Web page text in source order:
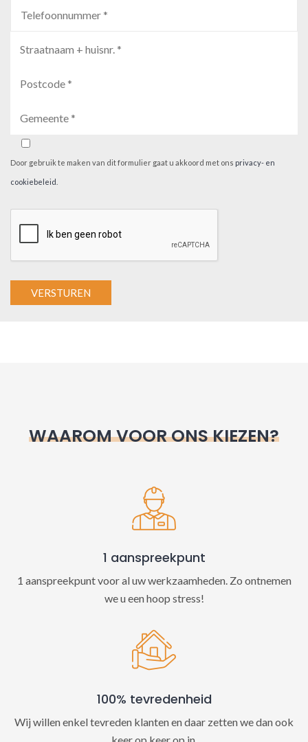
Door gebruik te maken van dit formulier gaat u akkoord met ons privacy- en
cookiebeleid
WAAROM VOOR ONS KIEZEN?
1 aanspreekpunt
1 aanspreekpunt voor al uw werkzaamheden. Zo ontnemen
we u een hoop stress!
100% tevredenheid
Wij willen enkel tevreden klanten en daar zetten we dan ook